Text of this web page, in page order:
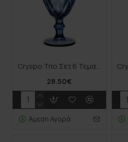
Cryspo Trio Σετ 6 Τεμαχίων Ποτήρι Νερού Κολωνάτο Μπλέ 320ml 52.701.53
28.50€
Άμεση Αγορά